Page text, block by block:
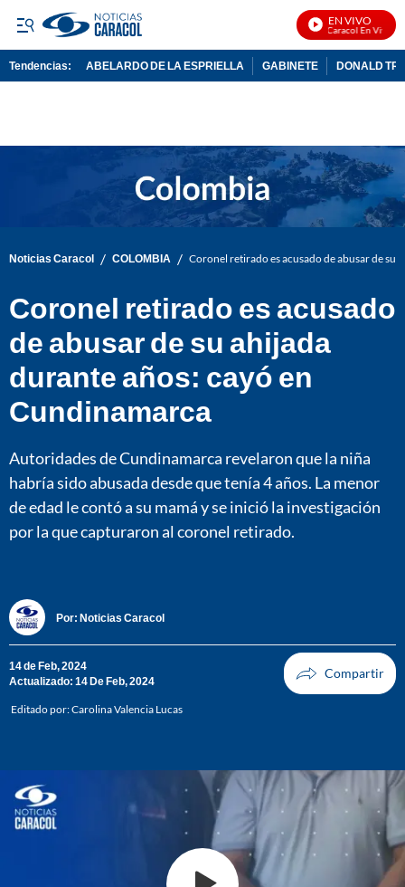
EN VIVO
Noticias Caracol En Vivo
Tendencias: ABELARDO DE LA ESPRIELLA GABINETE DONALD
Noticias Caracol / COLOMBIA / Coronel retirado es acusado de abusar de su
Coronel retirado es acusado
de abusar de su ahijada
durante años: cayó en
Cundinamarca
Autoridades de Cundinamarca revelaron que la niña
habría sido abusada desde que tenía 4 años. La menor
de edad le contó a su mamá y se inició la investigación
por la que capturaron al coronel retirado.
Por: Noticias Caracol
14 de Feb, 2024
Actualizado: 14 De Feb, 2024
Editado por:Carolina Valencia Lucas